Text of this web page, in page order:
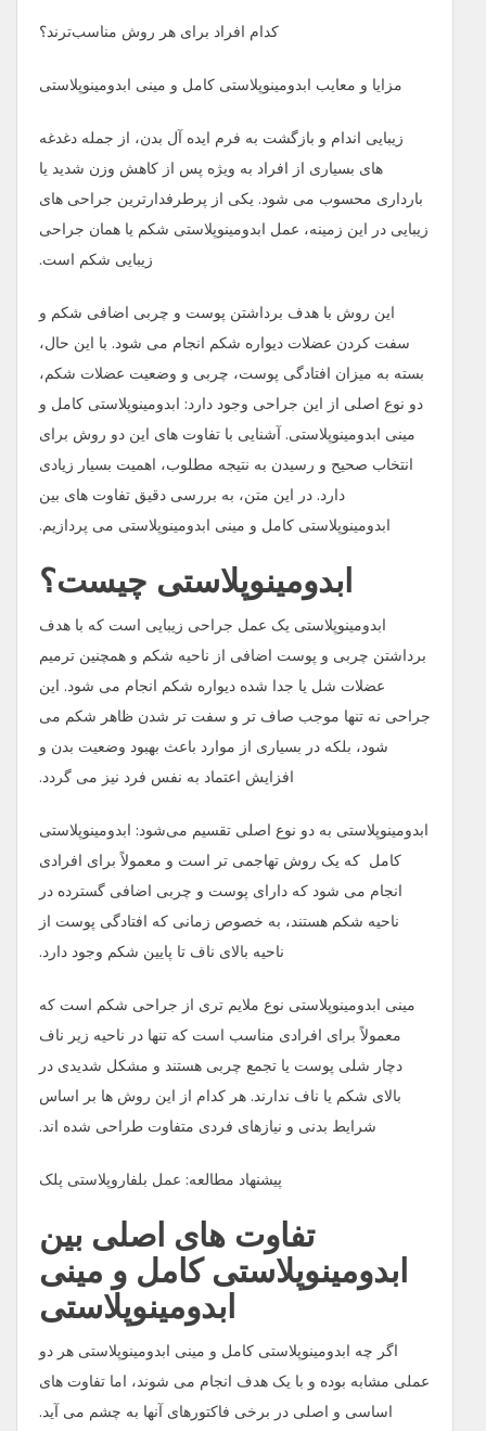
کدام افراد برای هر روش مناسب‌ترند؟
مزایا و معایب ابدومینوپلاستی کامل و مینی ابدومینوپلاستی
زیبایی اندام و بازگشت به فرم ایده‌ آل بدن، از جمله دغدغه‌
های بسیاری از افراد به ویژه پس از کاهش وزن شدید یا
بارداری محسوب می ‌شود. یکی از پرطرفدارترین جراحی ‌های
زیبایی در این زمینه، عمل ابدومینوپلاستی شکم یا همان جراحی
زیبایی شکم است.
این روش با هدف برداشتن پوست و چربی اضافی شکم و
سفت کردن عضلات دیواره شکم انجام می ‌شود. با این حال،
بسته به میزان افتادگی پوست، چربی و وضعیت عضلات شکم،
دو نوع اصلی از این جراحی وجود دارد: ابدومینوپلاستی کامل و
مینی ابدومینوپلاستی. آشنایی با تفاوت ‌های این دو روش برای
انتخاب صحیح و رسیدن به نتیجه مطلوب، اهمیت بسیار زیادی
دارد. در این متن، به بررسی دقیق تفاوت ‌های بین
ابدومینوپلاستی کامل و مینی ابدومینوپلاستی می‌ پردازیم.
ابدومینوپلاستی چیست؟
ابدومینوپلاستی یک عمل جراحی زیبایی است که با هدف
برداشتن چربی و پوست اضافی از ناحیه شکم و همچنین ترمیم
عضلات شل یا جدا شده دیواره شکم انجام می‌ شود. این
جراحی نه تنها موجب صاف ‌تر و سفت ‌تر شدن ظاهر شکم می
‌شود، بلکه در بسیاری از موارد باعث بهبود وضعیت بدن و
افزایش اعتماد به نفس فرد نیز می‌ گردد.
ابدومینوپلاستی به دو نوع اصلی تقسیم می‌شود: ابدومینوپلاستی
کامل که یک روش تهاجمی ‌تر است و معمولاً برای افرادی
انجام می ‌شود که دارای پوست و چربی اضافی گسترده در
ناحیه شکم هستند، به خصوص زمانی که افتادگی پوست از
ناحیه بالای ناف تا پایین شکم وجود دارد.
مینی ابدومینوپلاستی نوع ملایم‌ تری از جراحی شکم است که
معمولاً برای افرادی مناسب است که تنها در ناحیه زیر ناف
دچار شلی پوست یا تجمع چربی هستند و مشکل شدیدی در
بالای شکم یا ناف ندارند. هر کدام از این روش ‌ها بر اساس
شرایط بدنی و نیازهای فردی متفاوت طراحی شده‌ اند.
پیشنهاد مطالعه: عمل بلفاروپلاستی پلک
تفاوت‌ های اصلی بین
ابدومینوپلاستی کامل و مینی
ابدومینوپلاستی
اگر چه ابدومینوپلاستی کامل و مینی ابدومینوپلاستی هر دو
عملی مشابه بوده و با یک هدف انجام می شوند، اما تفاوت های
اساسی و اصلی در برخی فاکتورهای آنها به چشم می آید.